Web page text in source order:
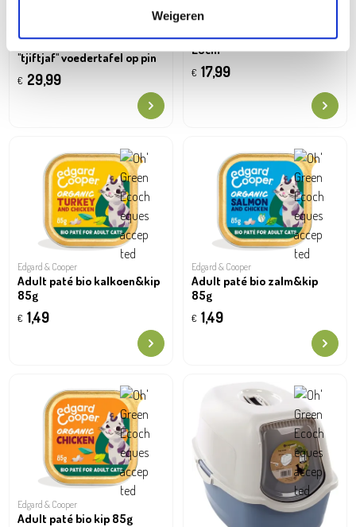
Weigeren
"tjiftjaf" voedertafel op pin
€ 29,99
Emma's Garden
Hangende voedertafel
26cm
€ 17,99
Edgard & Cooper
Adult paté bio kalkoen&kip
85g
€ 1,49
Edgard & Cooper
Adult paté bio zalm&kip
85g
€ 1,49
Edgard & Cooper
Adult paté bio kip 85g